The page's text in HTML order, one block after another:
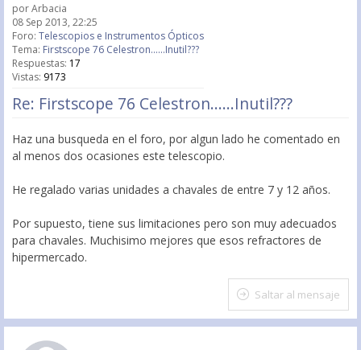
porArbacia
08 Sep 2013, 22:25
Foro: Telescopios e Instrumentos Ópticos
Tema: Firstscope 76 Celestron......Inutil???
Respuestas: 17
Vistas: 9173
Re: Firstscope 76 Celestron......Inutil???
Haz una busqueda en el foro, por algun lado he comentado en
al menos dos ocasiones este telescopio.
He regalado varias unidades a chavales de entre 7 y 12 años.
Por supuesto, tiene sus limitaciones pero son muy adecuados
para chavales. Muchisimo mejores que esos refractores de
hipermercado.
Saltar al mensaje